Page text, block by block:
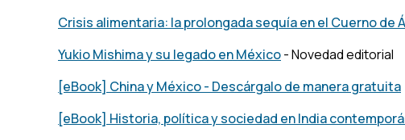
Crisis alimentaria: la prolongada sequía en el Cuerno de
Yukio Mishima y su legado en México- Novedad editorial
[eBook] China y México - Descárgalo de manera gratuita
[eBook] Historia, política y sociedad en India